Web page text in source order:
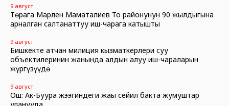
9 август
Төрага Марлен Маматалиев Тоң районунун 90 жылдыгына
арналган салтанаттуу иш-чарага катышты
9 август
Бишкекте атчан милиция кызматкерлери суу
объектилеринин жанында алдын алуу иш-чараларын
жүргүзүүдө
9 август
Ош: Ак-Буура жээгиндеги жаңы сейил бакта жумуштар